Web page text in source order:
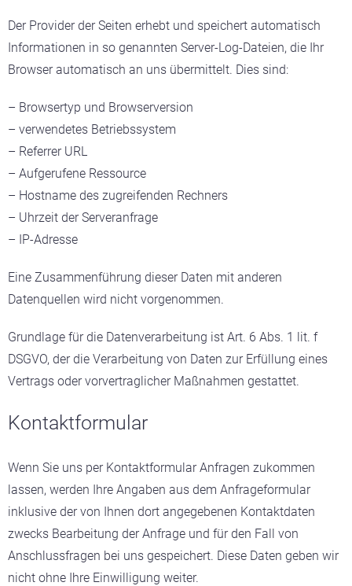
Der Provider der Seiten erhebt und speichert automatisch
Informationen in so genannten Server-Log-Dateien, die Ihr
Browser automatisch an uns übermittelt. Dies sind:
– Browsertyp und Browserversion
– verwendetes Betriebssystem
– Referrer URL
– Aufgerufene Ressource
– Hostname des zugreifenden Rechners
– Uhrzeit der Serveranfrage
– IP-Adresse
Eine Zusammenführung dieser Daten mit anderen
Datenquellen wird nicht vorgenommen.
Grundlage für die Datenverarbeitung ist Art. 6 Abs. 1 lit. f
DSGVO, der die Verarbeitung von Daten zur Erfüllung eines
Vertrags oder vorvertraglicher Maßnahmen gestattet.
Kontaktformular
Wenn Sie uns per Kontaktformular Anfragen zukommen
lassen, werden Ihre Angaben aus dem Anfrageformular
inklusive der von Ihnen dort angegebenen Kontaktdaten
zwecks Bearbeitung der Anfrage und für den Fall von
Anschlussfragen bei uns gespeichert. Diese Daten geben wir
nicht ohne Ihre Einwilligung weiter.